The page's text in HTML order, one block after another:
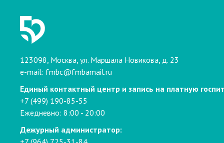
123098, Москва, ул. Маршала Новикова, д. 23
e-mail: fmbc@fmbamail.ru
Единый контактный центр и запись на платную
+7 (499) 190-85-55
Ежедневно: 8:00 - 20:00
Дежурный администратор: